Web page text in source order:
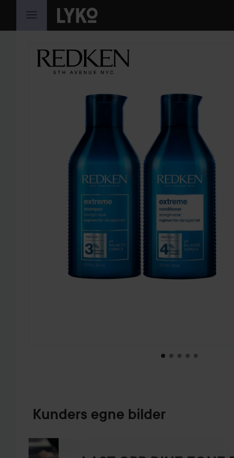
GÅ TIL INNHOLD
HOPP OVER SEKSJON
Kunders egne bilder